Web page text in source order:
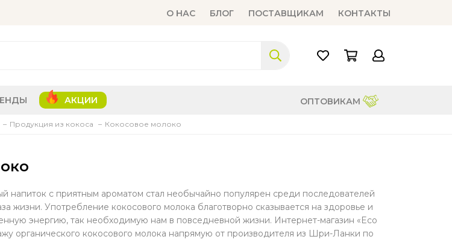
О НАС БЛОГ ПОСТАВЩИКАМ КОНТАКТЫ
АКЦИИ ОПТОВИКАМ
Продукция из кокоса Кокосовое молоко
напиток с приятным ароматом стал необычайно популярен среди последователей
жизни. Употребление кокосового молока благотворно сказывается на здоровье и
энергию, так необходимую нам в повседневной жизни. Интернет-магазин «Eco
органического кокосового молока напрямую от производителя из Шри-Ланки по